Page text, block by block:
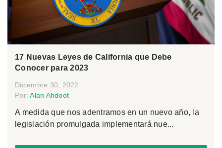
17 Nuevas Leyes de California que Debe
Conocer para 2023
Diciembre 30, 2022
Por:Alan Ahdoot
A medida que nos adentramos en un nuevo año, la
legislación promulgada implementará nue...